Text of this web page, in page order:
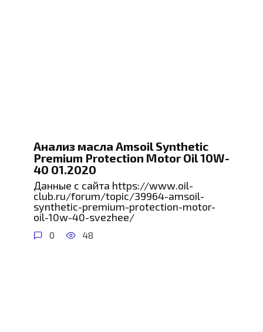
Анализ масла Amsoil Synthetic
Premium Protection Motor Oil 10W-
40 01.2020
Данные с сайта https://www.oil-
club.ru/forum/topic/39964-amsoil-
synthetic-premium-protection-motor-
oil-10w-40-svezhee/
0 48